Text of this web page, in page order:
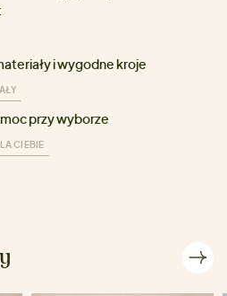
i wygodne kroje
przy wyborze
CIEBIE